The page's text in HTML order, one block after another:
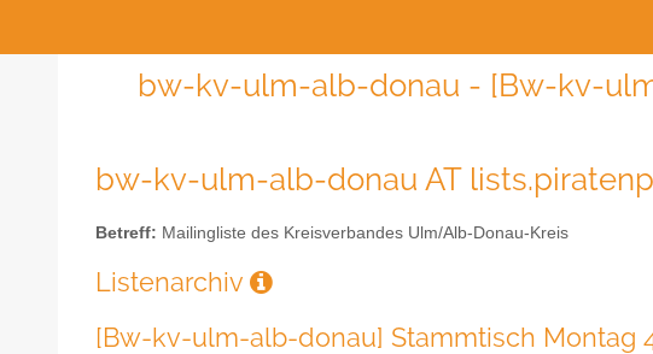
bw-kv-ulm-alb-donau - [Bw-kv-
bw-kv-ulm-alb-donau AT
Betreff: Mailingliste des Kreisverbandes Ulm/Alb-Donau-Kreis
Listenarchiv
[Bw-kv-ulm-alb-donau] Stammtisch Montag